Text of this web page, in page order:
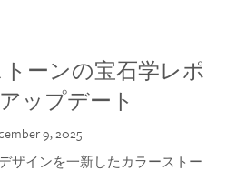
ーンの宝石学レポ
ップデート
9, 2025
ザインを一新したカラーストー